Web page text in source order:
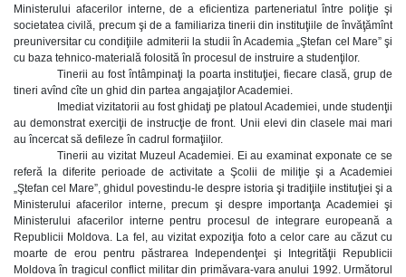
Ministerului afacerilor interne, de a eficientiza parteneriatul între poliţie şi
societatea civilă, precum şi de a familiariza tinerii din instituţiile de învăţămînt
preuniversitar cu condiţiile admiterii la studii în Academia „Ştefan cel Mare” şi
cu baza tehnico-materială folosită în procesul de instruire a studenţilor.
Tinerii au fost întâmpinaţi la poarta instituţiei, fiecare clasă, grup de
tineri avînd cîte un ghid din partea angajaţilor Academiei.
Imediat vizitatorii au fost ghidaţi pe platoul Academiei, unde studenţii
au demonstrat exerciţii de instrucţie de front. Unii elevi din clasele mai mari
au încercat să defileze în cadrul formaţiilor.
Tinerii au vizitat Muzeul Academiei. Ei au examinat exponate ce se
referă la diferite perioade de activitate a Şcolii de miliţie şi a Academiei
„Ştefan cel Mare”, ghidul povestindu-le despre istoria şi tradiţiile instituţiei şi a
Ministerului afacerilor interne, precum şi despre importanţa Academiei şi
Ministerului afacerilor interne pentru procesul de integrare europeană a
Republicii Moldova. La fel, au vizitat expoziţia foto a celor care au căzut cu
moarte de erou pentru păstrarea Independenţei şi Integrităţii Republicii
Moldova în tragicul conflict militar din primăvara-vara anului 1992. Următorul